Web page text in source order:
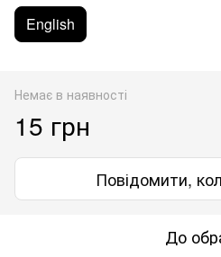
English
Немає в наявності
15 грн
Повідомити,
До